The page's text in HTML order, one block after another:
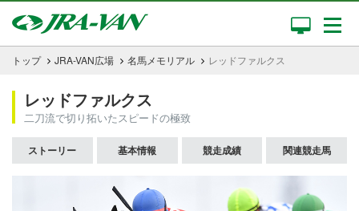
トップ JRA-VAN広場 名馬メモリアル レッドファルクス
レッドファルクス
二刀流で切り拓いたスピードの極致
ストーリー 基本情報 競走成績 関連競走馬